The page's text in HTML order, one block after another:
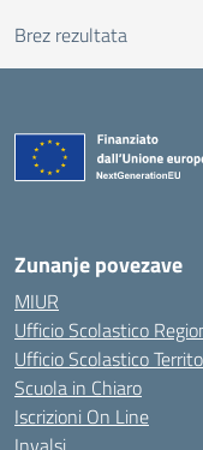
Brez rezultata
Zunanje povezave
MIUR
Ufficio Scolastico
Ufficio Scolastico
Scuola in Chiaro
Iscrizioni On Line